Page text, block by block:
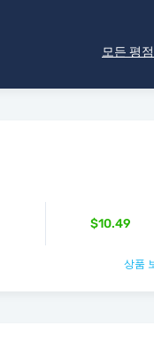
모든 평
$10.49
상품